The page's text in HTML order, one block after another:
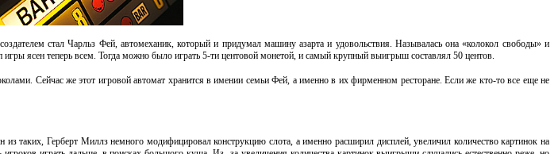
стал Чарльз Фей, автомеханик, который и придумал машину азарта и удовольствия. Называлась она «колокол свободы» и
ясен теперь всем. Тогда можно было играть 5-ти центовой монетой, и самый крупный выигрыш составлял 50 центов.
Сейчас же этот игровой автомат хранится в имении семьи Фей, а именно в их фирменном ресторане. Если же кто-то все еще не
таких, Герберт Миллз немного модифицировал конструкцию слота, а именно расширил дисплей, увеличил количество картинок на